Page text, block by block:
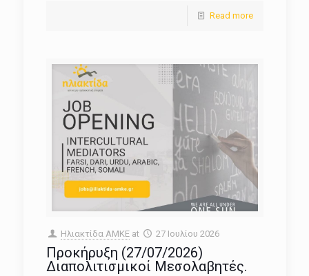
Read more
Ηλιακτίδα ΑΜΚΕ at 27 Ιουλίου 2026
Προκήρυξη (27/07/2026)
Διαπολιτισμικοί Μεσολαβητές.